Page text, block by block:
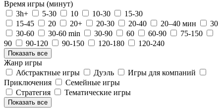
Время игры (минут)
3h+
5-30 10 10-30
15-30
15-45
20 20+ 20-30 20-40 20–40 мин
30
30-60
30-60 min 30-90 60 60-90
75-150
90
90-120 90-150 120-180 120-240
Показать все
Жанр игры
Абстрактные игры
Дуэль
Игры для компаний
Приключения
Семейные игры
Стратегия
Тематические игры
Показать все